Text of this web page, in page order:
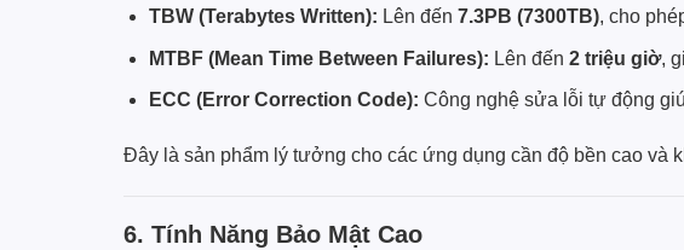
TBW (Terabytes Written): Lên đến 7.3PB (7300TB), cho
MTBF (Mean Time Between Failures): Lên đến 2 triệu giờ,
ECC (Error Correction Code): Công nghệ sửa lỗi tự động
Đây là sản phẩm lý tưởng cho các ứng dụng cần độ bền cao và
6. Tính Năng Bảo Mật Cao